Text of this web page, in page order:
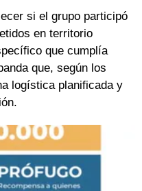
si el grupo participó
en territorio
que cumplía
que, según los
logística planificada y